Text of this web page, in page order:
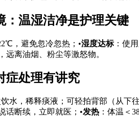
：温湿洁净是护理关键
，避免忽冷忽热；•湿度达标：使
远离油烟、粉尘等激怒物。
症处理有讲究
饮水，稀释痰液；可轻拍背部（从下
话断续，立即就医；•发热 ：体温＜